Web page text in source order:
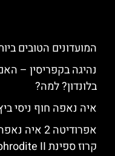
המועדונים הטובים
נהיגה בקפריסין –
בלונדון? למה?
איה נאפה חוף ניסי
קרוז ספינת Aphrodite II